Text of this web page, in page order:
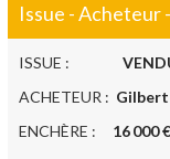
Issue - Acheteur
ISSUE :
ACHETEUR : Gilbert
ENCHÈRE : 16 000 €